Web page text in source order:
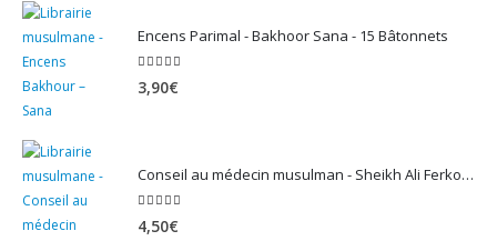
Encens Parimal - Bakhoor Sana - 15 Bâtonnets
5.00sur 5
3,90€
Conseil au médecin musulman - Sheikh Ali Ferkous
4,50€